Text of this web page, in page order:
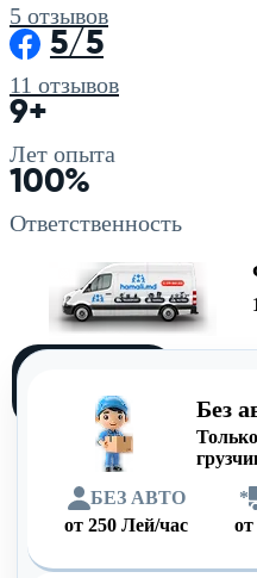
5 отзывов
5/5
11 отзывов
9+
Лет опыта
100%
Ответственность
Без
Только
БЕЗ АВТО
от250 Лей/час
*
от